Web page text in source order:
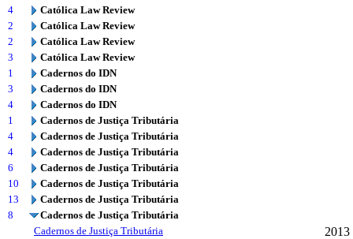
4
Católica Law Review
2
Católica Law Review
2
Católica Law Review
3
Católica Law Review
1
Cadernos do IDN
3
Cadernos do IDN
4
Cadernos do IDN
1
Cadernos de Justiça Tributária
4
Cadernos de Justiça Tributária
4
Cadernos de Justiça Tributária
6
Cadernos de Justiça Tributária
10
Cadernos de Justiça Tributária
13
Cadernos de Justiça Tributária
8
Cadernos de Justiça Tributária
Cadernos de Justiça Tributária
2013